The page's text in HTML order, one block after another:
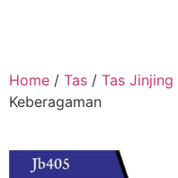
Home / Tas / Tas Jinjing
Keberagaman